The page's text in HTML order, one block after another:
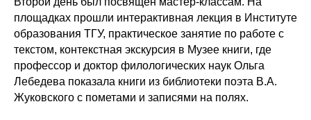
площадках прошли интерактивная лекция в Институте
образования ТГУ, практическое занятие по работе с
текстом, контекстная экскурсия в Музее книги, где
профессор и доктор филологических наук Ольга
Лебедева показала книги из библиотеки поэта В.А.
Жуковского с пометами и записями на полях.